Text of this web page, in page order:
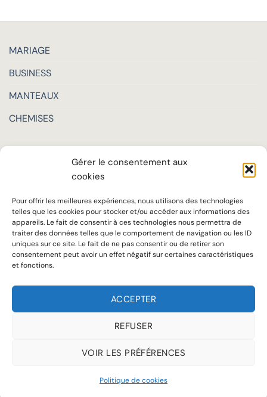
Gérer le consentement aux
cookies
Pour offrir les meilleures expériences, nous utilisons des technologies
telles que les cookies pour stocker et/ou accéder aux informations des
appareils. Le fait de consentir à ces technologies nous permettra de
traiter des données telles que le comportement de navigation ou les ID
uniques sur ce site. Le fait de ne pas consentir ou de retirer son
consentement peut avoir un effet négatif sur certaines caractéristiques
et fonctions.
ACCEPTER
REFUSER
VOIR LES PRÉFÉRENCES
Politique de cookies
MARIAGE
BUSINESS
MANTEAUX
CHEMISES
SUR MESURE
SAVOIR-FAIRE
Notre ADN
cœur de notre approche pour offrir à chaque client une expérience à la
Copyright 2026 © Jean de Sey tous droits réservés